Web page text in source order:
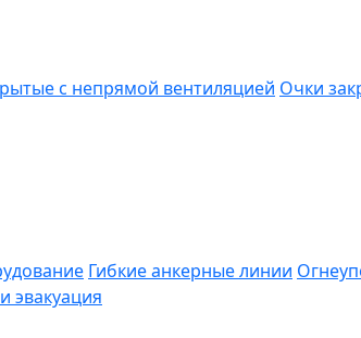
с непрямой вентиляцией Очки
Гибкие анкерные линии
эвакуация